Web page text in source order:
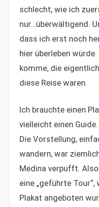
schlecht, wie ich
nur…überwältigend.
dass ich erst noch
hier überleben
komme, die
diese Reise waren.
Ich brauchte einen
vielleicht einen
Die Vorstellung,
wandern, war
Medina verpufft.
eine „geführte
Plakat angeboten